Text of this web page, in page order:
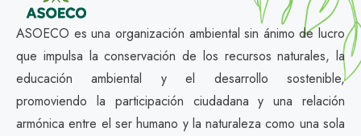
ASOECO es una organización ambiental sin ánimo de lucro
que impulsa la conservación de los recursos naturales, la
educación ambiental y el desarrollo sostenible,
promoviendo la participación ciudadana y una relación
armónica entre el ser humano y la naturaleza como una sola